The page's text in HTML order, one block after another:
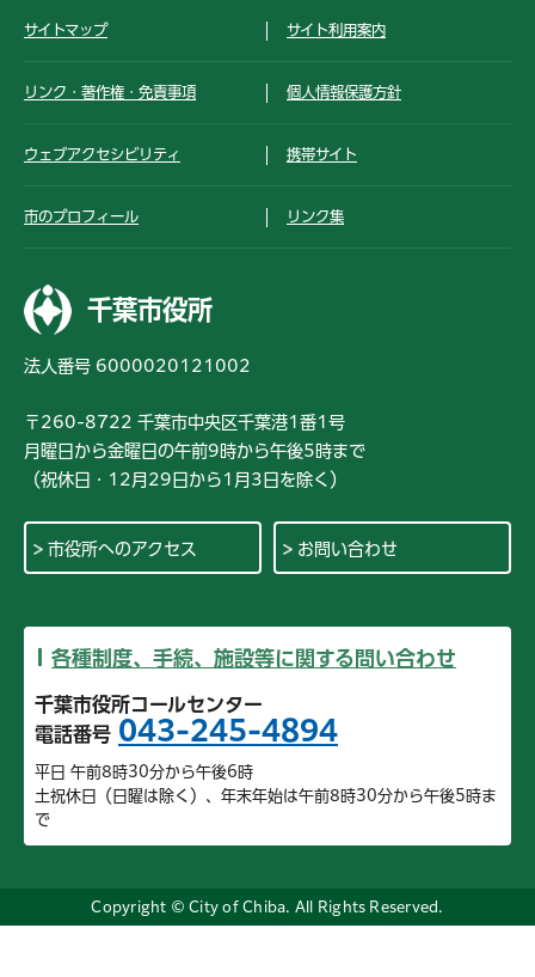
サイトマップ サイト利用案内
リンク・著作権・免責事項 個人情報保護方針
ウェブアクセシビリティ 携帯サイト
市のプロフィール リンク集
千葉市役所
法人番号 6000020121002
〒260-8722 千葉市中央区千葉港1番1号
月曜日から金曜日の午前9時から午後5時まで
（祝休日・12月29日から1月3日を除く）
市役所へのアクセス お問い合わせ
各種制度、手続、施設等に関する問い合わせ
千葉市役所コールセンター
電話番号 043-245-4894
平日 午前8時30分から午後6時
土祝休日（日曜は除く）、年末年始は午前8時30分から午後5時ま
で
Copyright © City of Chiba. All Rights Reserved.